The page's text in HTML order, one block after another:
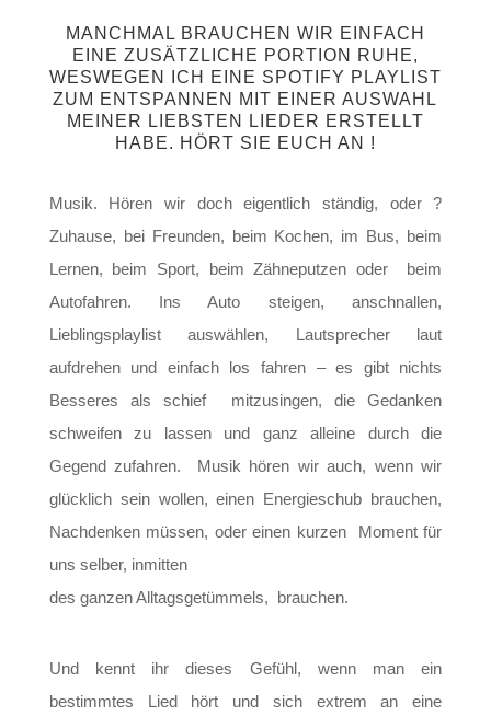
MANCHMAL BRAUCHEN WIR EINFACH
EINE ZUSÄTZLICHE PORTION RUHE,
WESWEGEN ICH EINE SPOTIFY PLAYLIST
ZUM ENTSPANNEN MIT EINER AUSWAHL
MEINER LIEBSTEN LIEDER ERSTELLT
HABE. HÖRT SIE EUCH AN !
Musik. Hören wir doch eigentlich ständig, oder ?
Zuhause, bei Freunden, beim Kochen, im Bus, beim
Lernen, beim Sport, beim Zähneputzen oder beim
Autofahren. Ins Auto steigen, anschnallen,
Lieblingsplaylist auswählen, Lautsprecher laut
aufdrehen und einfach los fahren – es gibt nichts
Besseres als schief mitzusingen, die Gedanken
schweifen zu lassen und ganz alleine durch die
Gegend zufahren. Musik hören wir auch, wenn wir
glücklich sein wollen, einen Energieschub brauchen,
Nachdenken müssen, oder einen kurzen Moment für
uns selber, inmitten
des ganzen Alltagsgetümmels, brauchen.
Und kennt ihr dieses Gefühl, wenn man ein
bestimmtes Lied hört und sich extrem an eine